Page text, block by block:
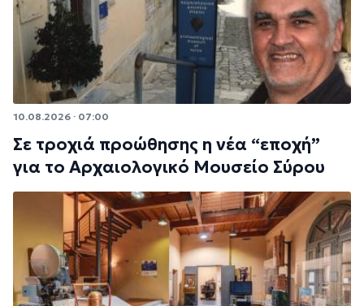
10.08.2026 · 07:00
Σε τροχιά προώθησης η νέα “εποχή”
για το Αρχαιολογικό Μουσείο Σύρου